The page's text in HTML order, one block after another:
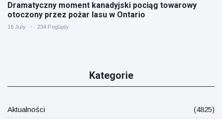
Dramatyczny moment kanadyjski pociąg towarowy
otoczony przez pożar lasu w Ontario
16 July 234 Poglądy
Kategorie
Aktualności
(4825)